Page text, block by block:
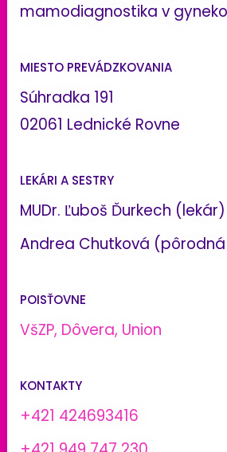
mamodiagnostika v
MIESTO PREVÁDZKOVANIA
Súhradka 191
02061 Lednické Rovne
LEKÁRI A SESTRY
MUDr. Ľuboš Ďurkech (lekár)
Andrea Chutková
POISŤOVNE
VšZP, Dôvera, Union
KONTAKTY
+421 424693416